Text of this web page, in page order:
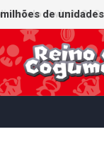
Switch 2;